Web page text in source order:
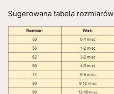
Sugerowana tabela rozmiarów